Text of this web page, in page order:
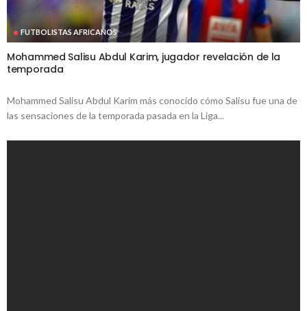
FUTBOLISTAS AFRICANOS
Mohammed Salisu Abdul Karim, jugador revelación de la
temporada
Mohammed Salisu Abdul Karim más conocido cómo Salisu fue una de
las sensaciones de la temporada pasada en la Liga...